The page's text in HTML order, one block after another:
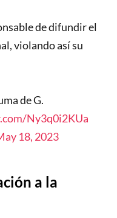
de difundir el
violando así su
de G.
Ny3q0i2KUa
18, 2023
a la